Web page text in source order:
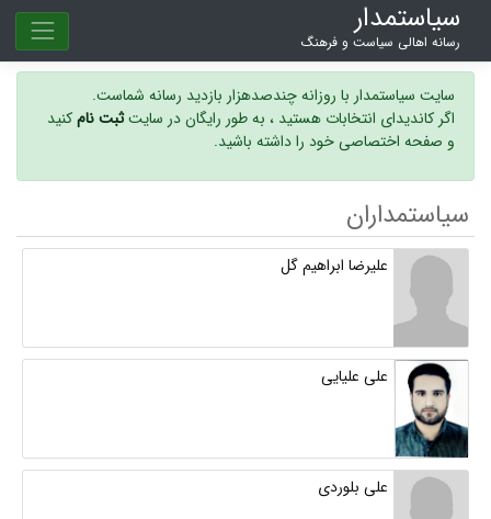
سیاستمدار
رسانه اهالی سیاست و فرهنگ
سایت سیاستمدار با روزانه چندصدهزار بازدید رسانه شماست.
اگر کاندیدای انتخابات هستید ، به طور رایگان در سایتثبت نامکنید
و صفحه اختصاصی خود را داشته باشید.
سیاستمداران
علیرضا ابراهیم گل
علی علیایی
علی بلوردی